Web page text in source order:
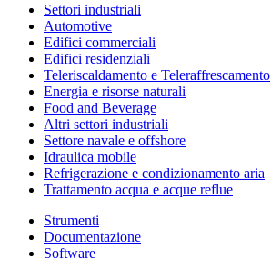
Settori industriali
Automotive
Edifici commerciali
Edifici residenziali
Teleriscaldamento e Teleraffrescamento
Energia e risorse naturali
Food and Beverage
Altri settori industriali
Settore navale e offshore
Idraulica mobile
Refrigerazione e condizionamento aria
Trattamento acqua e acque reflue
Strumenti
Documentazione
Software